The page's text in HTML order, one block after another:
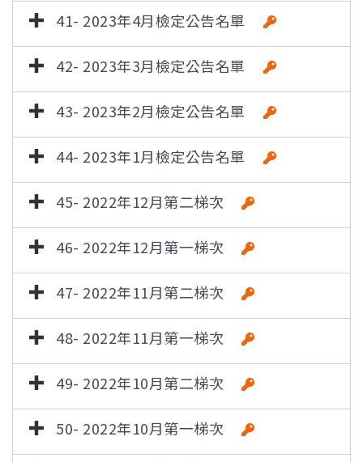
41- 2023年4月檢定公告名單
42- 2023年3月檢定公告名單
43- 2023年2月檢定公告名單
44- 2023年1月檢定公告名單
45- 2022年12月第二梯次
46- 2022年12月第一梯次
47- 2022年11月第二梯次
48- 2022年11月第一梯次
49- 2022年10月第二梯次
50- 2022年10月第一梯次